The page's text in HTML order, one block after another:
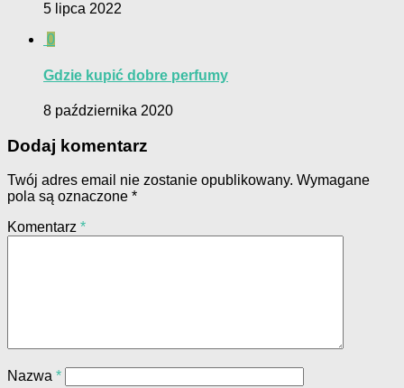
5 lipca 2022
0
Gdzie kupić dobre perfumy
8 października 2020
Dodaj komentarz
Twój adres email nie zostanie opublikowany. Wymagane
pola są oznaczone *
Komentarz *
Nazwa *